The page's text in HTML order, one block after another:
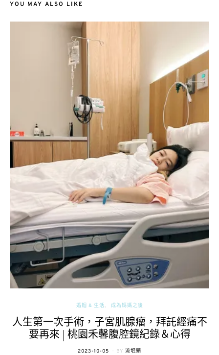
YOU MAY ALSO LIKE
婚姻 & 生活 成為媽媽之後
人生第一次手術，子宮肌腺瘤，拜託經痛不
要再來 | 桃園禾馨腹腔鏡紀錄＆心得
POSTED
2023-10-05 BY 流氓顆